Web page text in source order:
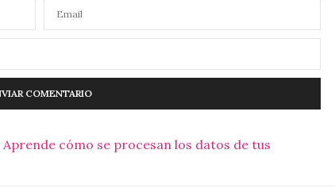
Aprende cómo se procesan los datos de tus